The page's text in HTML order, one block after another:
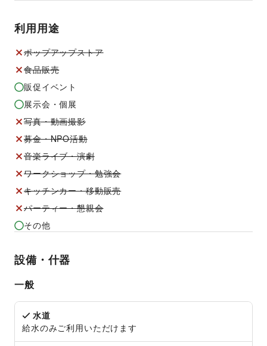
利用用途
ポップアップストア
食品販売
販促イベント
展示会・個展
写真・動画撮影
募金・NPO活動
音楽ライブ・演劇
ワークショップ・勉強会
キッチンカー・移動販売
パーティー・懇親会
その他
設備・什器
一般
水道
給水のみご利用いただけます